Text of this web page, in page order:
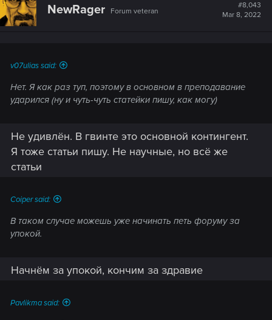
NewRager Forum veteran
#8,043
Mar 8, 2022
v07ulias said:
Нет. Я как раз туп, поэтому в основном в преподавание
ударился (ну и чуть-чуть статейки пишу, как могу)
Не удивлён. В гвинте это основной контингент.
Я тоже статьи пишу. Не научные, но всё же
статьи
Coiper said:
В таком случае можешь уже начинать петь форуму за
упокой.
Начнём за упокой, кончим за здравие
Pavlikma said: